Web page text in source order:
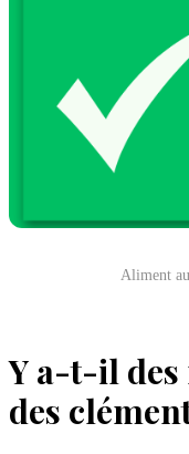
Aliment
Y a-t-il des
des